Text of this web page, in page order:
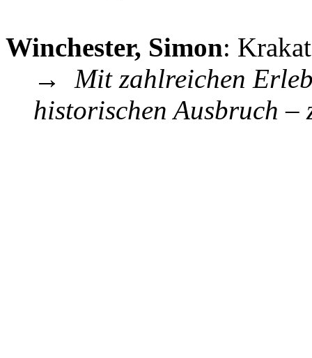
Winchester, Simon:
→
Mit zahlreichen
historischen Ausbruch –